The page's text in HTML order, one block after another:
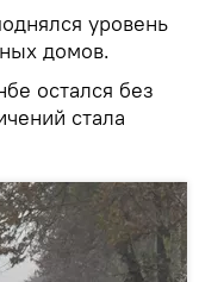
уровень
домов.
остался без
стала